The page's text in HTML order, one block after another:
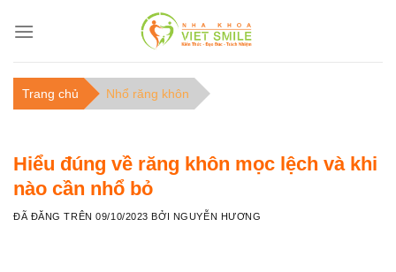
Trang chủ Nhổ răng khôn
Hiểu đúng về răng khôn mọc lệch và khi
nào cần nhổ bỏ
ĐÃ ĐĂNG TRÊN09/10/2023 BỞI NGUYỄN HƯƠNG